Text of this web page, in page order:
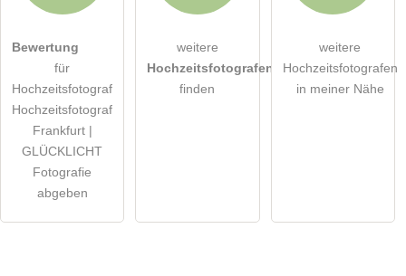
Die Datenschutzerklärung habe ich zur Kenntnis genommen.
öffentliche Frage stellen
Hinweis:Bitte beachten Sie, öffentliche Fragen sind
Besucher sichtbar
Hochzeitsfotograf-Eintrag zu stellen.
Bewertung
für
Hochzeitsfotograf
Hochzeitsfotograf
Frankfurt |
GLÜCKLICHT
Fotografie
abgeben
weitere
Hochzeitsfotografen
finden
weitere
Hochzeitsfotografen
in meiner Nähe